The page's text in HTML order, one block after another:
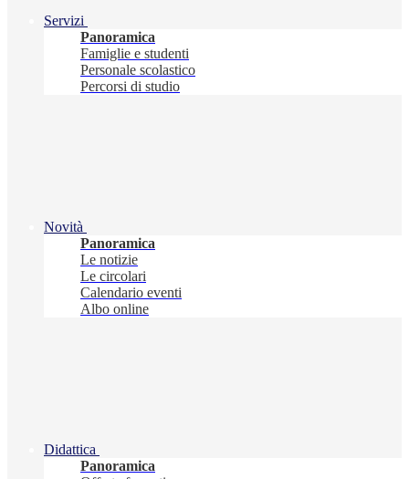
Servizi
Panoramica
Famiglie e studenti
Personale scolastico
Percorsi di studio
Novità
Panoramica
Le notizie
Le circolari
Calendario eventi
Albo online
Didattica
Panoramica